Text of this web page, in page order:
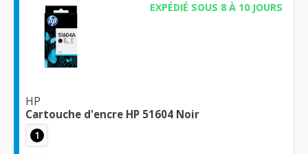
EXPÉDIÉ SOUS 8 À 10 JOURS
HP
Cartouche d'encre HP 51604 Noir
1